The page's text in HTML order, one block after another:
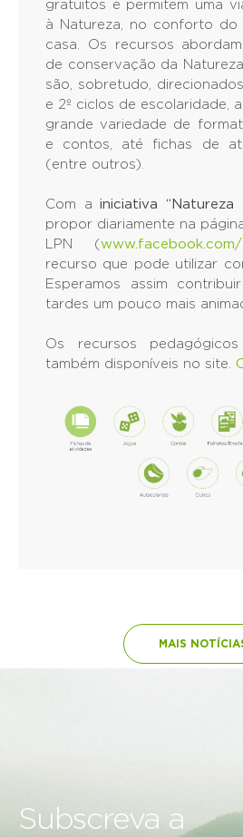
gratuitos e permitem uma
à Natureza, no conforto do
casa. Os recursos
de conservação da
são, sobretudo,
e 2º ciclos de escolaridade,
grande variedade de
e contos, até fichas de
(entre outros).
Com ainiciativa “Natureza
propor diariamente na
LPN (
recurso que pode utilizar
Esperamos assim
tardes um pouco mais
Os recursos
também disponíveis no site.
MAIS
Subscreva a